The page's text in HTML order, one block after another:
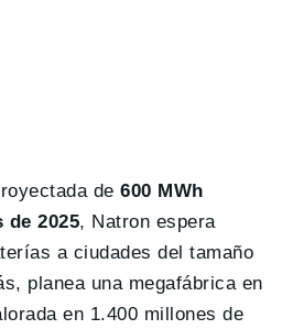
de600 MWh
de 2025, Natron espera
a ciudades del tamaño
planea una megafábrica en
en 1.400 millones de